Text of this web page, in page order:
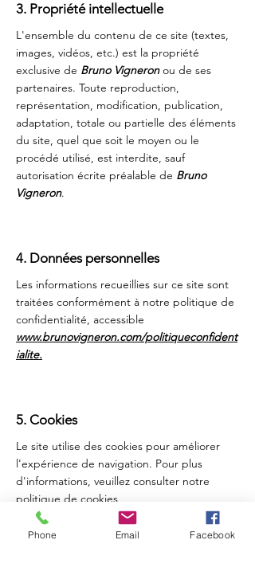
3. Propriété intellectuelle
L'ensemble du contenu de ce site (textes,
images, vidéos, etc.) est la propriété
exclusive de Bruno Vigneronou de ses
partenaires. Toute reproduction,
représentation, modification, publication,
adaptation, totale ou partielle des éléments
du site, quel que soit le moyen ou le
procédé utilisé, est interdite, sauf
autorisation écrite préalable de Bruno
Vigneron.
4. Données personnelles
Les informations recueillies sur ce site sont
traitées conformément à notre politique de
confidentialité, accessible
www.brunovigneron.com/politiqueconfident
ialite.
5. Cookies
Le site utilise des cookies pour améliorer
l'expérience de navigation. Pour plus
d'informations, veuillez consulter notre
politique de cookies
Phone Email Facebook